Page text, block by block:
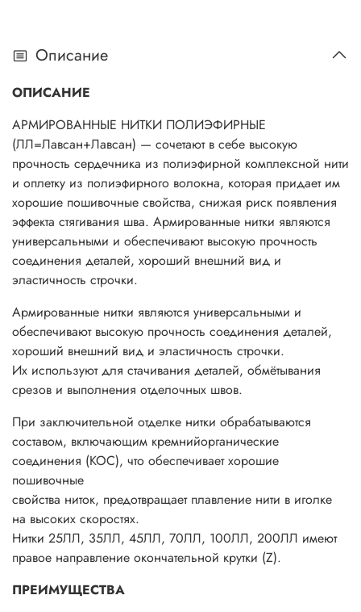
Описание
ОПИСАНИЕ
АРМИРОВАННЫЕ НИТКИ ПОЛИЭФИРНЫЕ
(ЛЛ=Лавсан+Лавсан) — сочетают в себе высокую
прочность сердечника из полиэфирной комплексной нити
и оплетку из полиэфирного волокна, которая придает им
хорошие пошивочные свойства, снижая риск появления
эффекта стягивания шва. Армированные нитки являются
универсальными и обеспечивают высокую прочность
соединения деталей, хороший внешний вид и
эластичность строчки.
Армированные нитки являются универсальными и
обеспечивают высокую прочность соединения деталей,
хороший внешний вид и эластичность строчки.
Их используют для стачивания деталей, обмётывания
срезов и выполнения отделочных швов.
При заключительной отделке нитки обрабатываются
составом, включающим кремнийорганические
соединения (КОС), что обеспечивает хорошие
пошивочные
свойства ниток, предотвращает плавление нити в иголке
на высоких скоростях.
Нитки 25ЛЛ, 35ЛЛ, 45ЛЛ, 70ЛЛ, 100ЛЛ, 200ЛЛ имеют
правое направление окончательной крутки (Z).
ПРЕИМУЩЕСТВА